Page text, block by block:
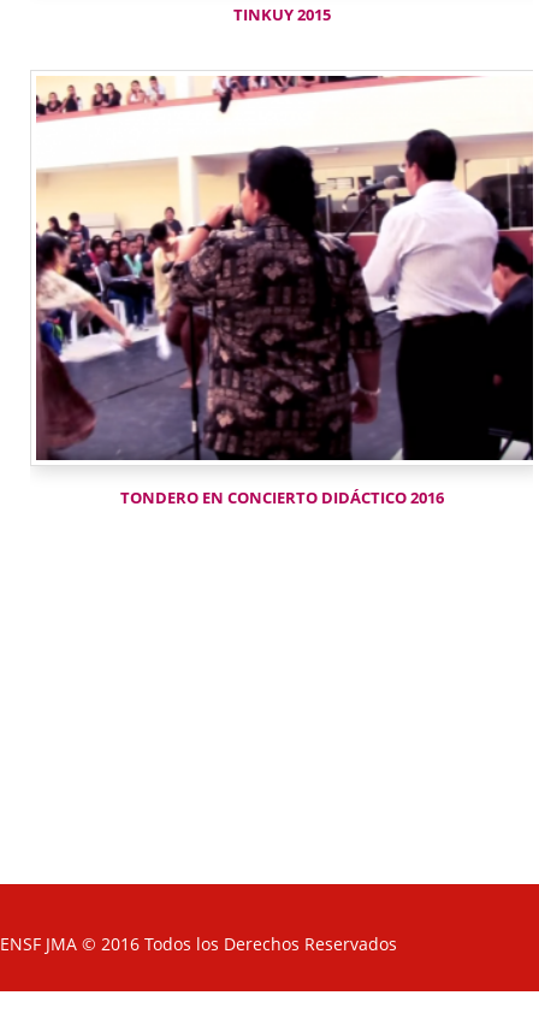
TINKUY 2015
TONDERO EN CONCIERTO DIDÁCTICO 2016
ENSF JMA © 2016 Todos los Derechos Reservados